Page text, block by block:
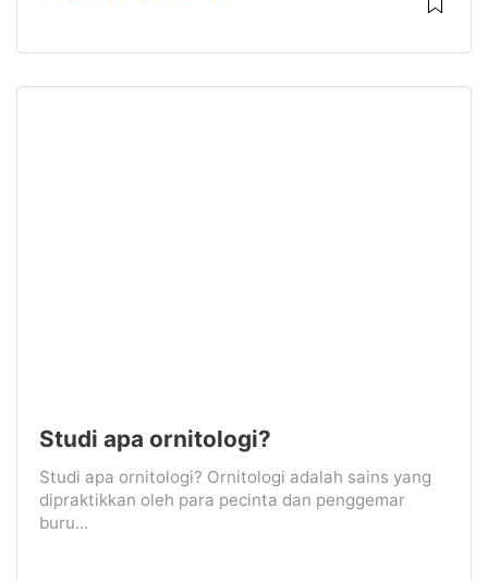
Studi apa ornitologi?
Studi apa ornitologi? Ornitologi adalah sains yang
dipraktikkan oleh para pecinta dan penggemar
buru...